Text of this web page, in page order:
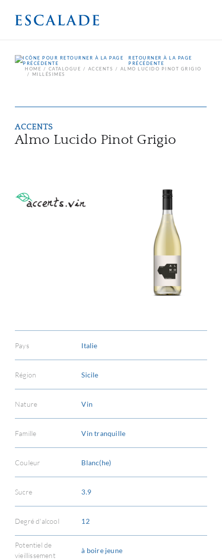
RETOURNER À LA PAGE
PRÉCÉDENTE
HOME
CATALOGUE ACCENTS
ALMO LUCIDO PINOT GRIGIO
MILLÉSIMES
ACCENTS
Almo Lucido Pinot Grigio
Pays Italie
Région Sicile
Nature Vin
Famille Vin tranquille
Couleur Blanc(he)
Sucre 3.9
Degré d'alcool 12
Potentiel de
vieillissement
à boire jeune